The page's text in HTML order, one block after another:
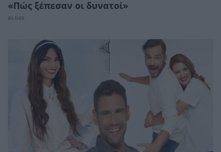
«Πώς ξέπεσαν οι δυνατοί»
BLOGS